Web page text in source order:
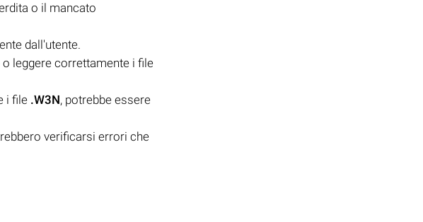
o il mancato
dall'utente.
leggere correttamente i file
i file .W3N, potrebbe essere
verificarsi errori che